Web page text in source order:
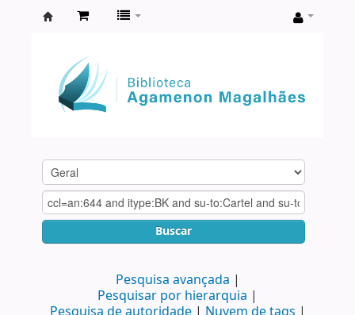
Agamenon
Magalhães
Buscar
Pesquisa avançada
Pesquisar por hierarquia